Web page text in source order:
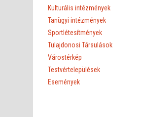
Kulturális intézmények
Tanügyi intézmények
Sportlétesítmények
Tulajdonosi Társulások
Várostérkép
Testvértelepülések
Események